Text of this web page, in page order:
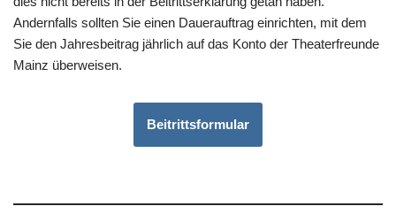
Andernfalls sollten Sie einen Dauerauftrag einrichten, mit dem
Sie den Jahresbeitrag jährlich auf das Konto der Theaterfreunde
Mainz überweisen.
Beitrittsformular